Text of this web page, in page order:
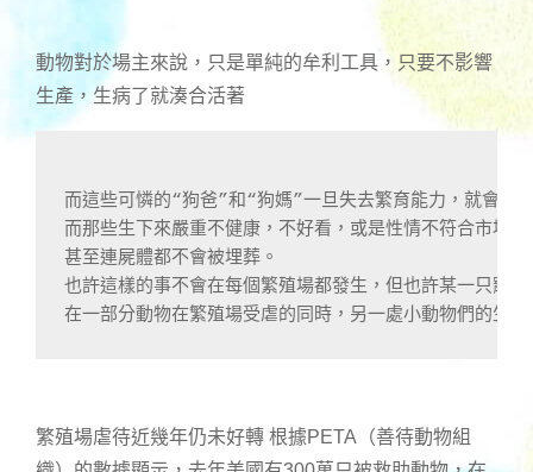
動物對於場主來說，只是單純的牟利工具，只要不影響
生產，生病了就湊合活著
而這些可憐的“狗爸”和“狗媽”一旦失去繁育能力，就會被
而那些生下來嚴重不健康，不好看，或是性情不符合市場
甚至連屍體都不會被埋葬。
也許這樣的事不會在每個繁殖場都發生，但也許某一只寵
在一部分動物在繁殖場受虐的同時，另一處小動物們的
繁殖場虐待近幾年仍未好轉 根據PETA（善待動物組